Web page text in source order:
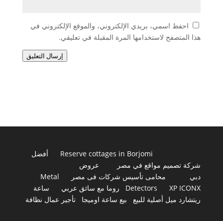
احفظ اسمي، بريدي الإلكتروني، والموقع الإلكتروني في
هذا المتصفح لاستخدامها المرة المقبلة في تعليقي.
إرسال التعليق
Reserve cottages in Borjomi
أفضل
شركة تصميم مواقع في مصر
عروض
دبي
محامى تأسيس شركات فى مصر
Metal
Detectors
XP ICONX روما مع سائق عربي
ساعة
ريتشارد ميل أصلية للبيع
بيع ساعة اوميجا تأجير عمال نظافة